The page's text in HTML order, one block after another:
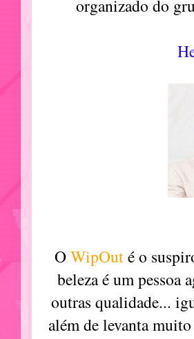
organizado do
OWipOuté o
beleza é um pessoa
outras qualidade...
além de levanta